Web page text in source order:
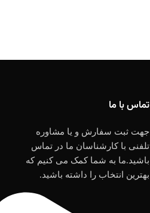
تماس با ما
جهت ثبت سفارش و یا مشاوره
تلفنی با کارشناسان ما در تماس
باشید.ما به شما کمک می کنیم که
بهترین انتخاب را داشته باشید.